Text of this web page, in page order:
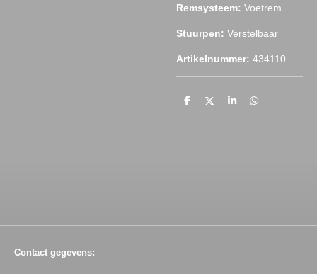
Remsysteem: Voetrem
Stuurpen: Verstelbaar
Artikelnummer: 434110
D
D
S
D
Contact gegevens: